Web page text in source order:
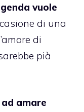
vuole
di una
di
pià
amare